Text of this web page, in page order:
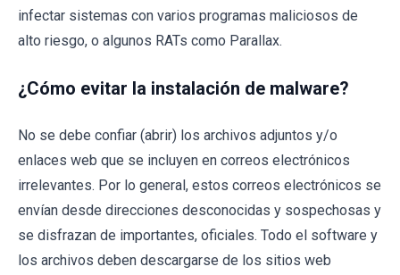
infectar sistemas con varios programas maliciosos de
alto riesgo, o algunos RATs como Parallax.
¿Cómo evitar la instalación de malware?
No se debe confiar (abrir) los archivos adjuntos y/o
enlaces web que se incluyen en correos electrónicos
irrelevantes. Por lo general, estos correos electrónicos se
envían desde direcciones desconocidas y sospechosas y
se disfrazan de importantes, oficiales. Todo el software y
los archivos deben descargarse de los sitios web